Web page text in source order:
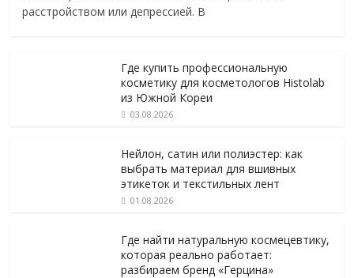
расстройством или депрессией. В
Где купить профессиональную
косметику для косметологов Histolab
из Южной Кореи
03.08.2026
Нейлон, сатин или полиэстер: как
выбрать материал для вшивных
этикеток и текстильных лент
01.08.2026
Где найти натуральную космецевтику,
которая реально работает:
разбираем бренд «Герцина»